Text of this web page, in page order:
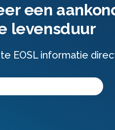
een
levensduur
EOSL informatie